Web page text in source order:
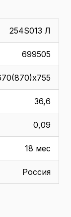
254S013 Л
699505
36,6
0,09
18 мес
Россия